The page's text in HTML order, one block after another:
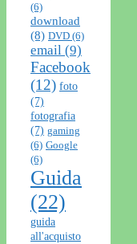
(6)
download
(8) DVD (6)
email (9)
Facebook
(12) foto
(7)
fotografia
(7) gaming
(6) Google
(6)
Guida
(22)
guida
all'acquisto